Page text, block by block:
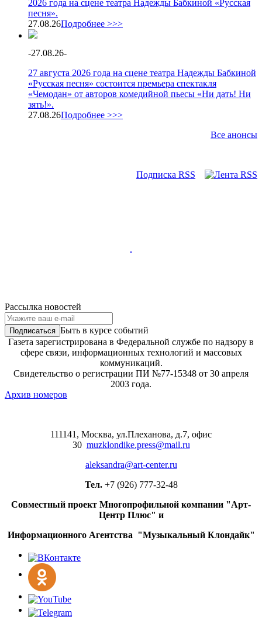
2026 года на сцене театра Надежды Бабкиной «Русская
песня».
27.08.26Подробнее >>>
-27.08.26-
27 августа 2026 года на сцене театра Надежды Бабкиной
«Русская песня» состоится премьера спектакля
«Чемодан» от авторов комедийной пьесы «Ни дать! Ни
зять!».
27.08.26Подробнее >>>
Все анонсы
Подписка RSS
Рассылка новостей
Быть в курсе событий
Газета зарегистрирована в Федеральной службе по надзору в
сфере связи, информационных технологий и массовых
коммуникаций.
Свидетельство о регистрации ПИ №77-15348 от 30 апреля
2003 года.
Архив номеров
111141, Москва, ул.Плеханова, д.7, офис
30 muzklondike.press@mail.ru
aleksandra@art-center.ru
Тел. +7 (926) 777-32-48
Совместный проект Многопрофильной компании "Арт-
Центр Плюс" и
Информационного Агентства "Музыкальный Клондайк"